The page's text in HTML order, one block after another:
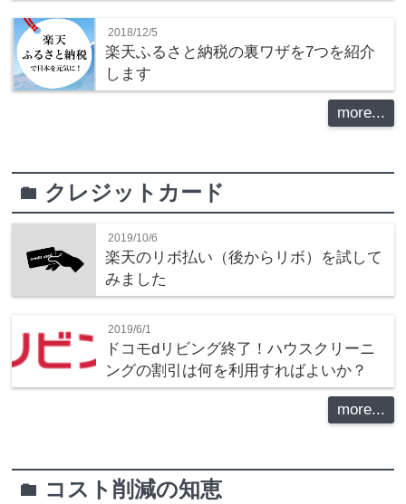
2018/12/5
楽天ふるさと納税の裏ワザを7つを紹介
します
more...
folder クレジットカード
2019/10/6
楽天のリボ払い（後からリボ）を試して
みました
2019/6/1
ドコモdリビング終了！ハウスクリーニ
ングの割引は何を利用すればよいか？
more...
folder コスト削減の知恵